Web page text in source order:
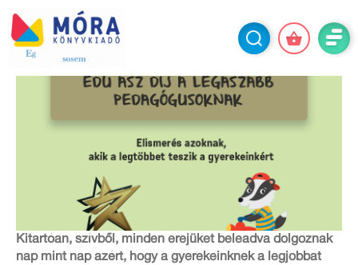
Kitartóan, szívből, minden erejüket beleadva dolgoznak
nap mint nap azért, hogy a gyerekeinknek a legjobbat